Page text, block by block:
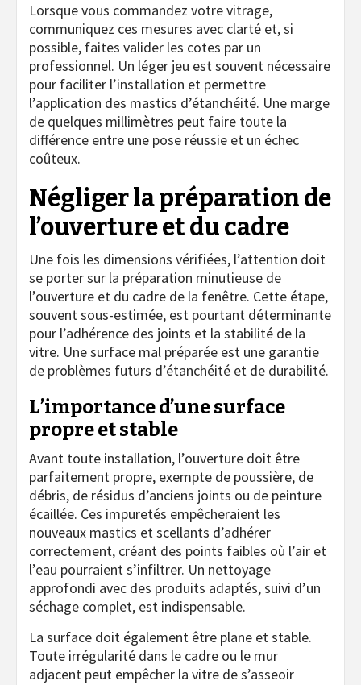
Lorsque vous commandez votre vitrage,
communiquez ces mesures avec clarté et, si
possible, faites valider les cotes par un
professionnel. Un léger jeu est souvent nécessaire
pour faciliter l’installation et permettre
l’application des mastics d’étanchéité. Une marge
de quelques millimètres peut faire toute la
différence entre une pose réussie et un échec
coûteux.
Négliger la préparation de
l’ouverture et du cadre
Une fois les dimensions vérifiées, l’attention doit
se porter sur la préparation minutieuse de
l’ouverture et du cadre de la fenêtre. Cette étape,
souvent sous-estimée, est pourtant déterminante
pour l’adhérence des joints et la stabilité de la
vitre. Une surface mal préparée est une garantie
de problèmes futurs d’étanchéité et de durabilité.
L’importance d’une surface
propre et stable
Avant toute installation, l’ouverture doit être
parfaitement propre, exempte de poussière, de
débris, de résidus d’anciens joints ou de peinture
écaillée. Ces impuretés empêcheraient les
nouveaux mastics et scellants d’adhérer
correctement, créant des points faibles où l’air et
l’eau pourraient s’infiltrer. Un nettoyage
approfondi avec des produits adaptés, suivi d’un
séchage complet, est indispensable.
La surface doit également être plane et stable.
Toute irrégularité dans le cadre ou le mur
adjacent peut empêcher la vitre de s’asseoir